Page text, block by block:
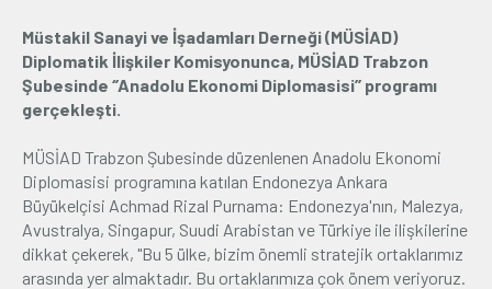
Üyelik
E-İşlemler
İletişim Hakkımızda Galeri
Müstakil Sanayi ve İşadamları Derneği (MÜSİAD)
Diplomatik İlişkiler Komisyonunca, MÜSİAD Trabzon
Şubesinde ‘’Anadolu Ekonomi Diplomasisi’’ programı
gerçekleşti.
MÜSİAD Trabzon Şubesinde düzenlenen Anadolu Ekonomi
Diplomasisi programına katılan Endonezya Ankara
Büyükelçisi Achmad Rizal Purnama: Endonezya'nın, Malezya,
Avustralya, Singapur, Suudi Arabistan ve Türkiye ile ilişkilerine
dikkat çekerek, "Bu 5 ülke, bizim önemli stratejik ortaklarımız
arasında yer almaktadır. Bu ortaklarımıza çok önem veriyoruz.